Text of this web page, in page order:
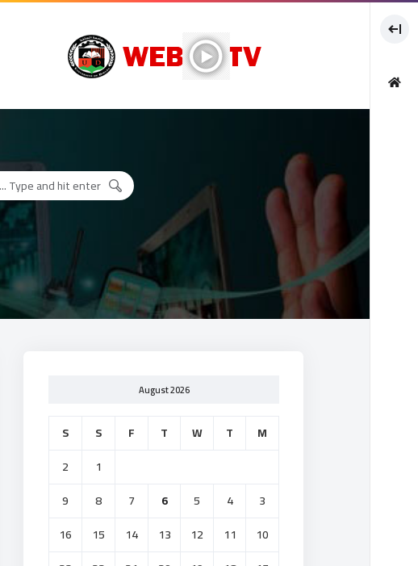
August 2026
M
T
W
T
F
S
S
1
2
3
4
5
6
7
8
9
10
11
12
13
14
15
16